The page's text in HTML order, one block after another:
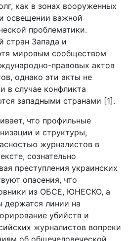
как в зонах вооруженных
освещении важной
проблематики.
стран Запада и
мировым сообществом
правовых актов
однако эти акты не
в случае конфликта
западными странами [1].
что профильные
и структуры,
журналистов в
сознательно
преступления украинских
опасения, что
из ОБСЕ, ЮНЕСКО, а
держатся линии на
убийств и
журналистов вопреки
об общечеловеческой